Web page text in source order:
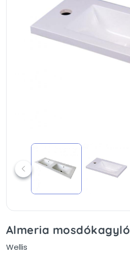
Almeria mosdókagyló
Wellis